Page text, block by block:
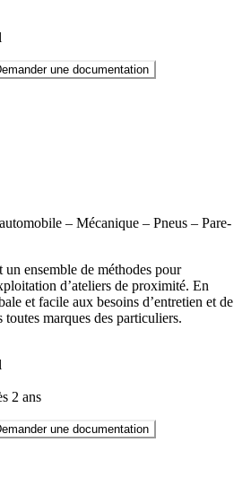
une documentation
– Mécanique – Pneus – Pare-
ensemble de méthodes pour
d’ateliers de proximité. En
et facile aux besoins d’entretien et de
marques des particuliers.
2 ans
une documentation